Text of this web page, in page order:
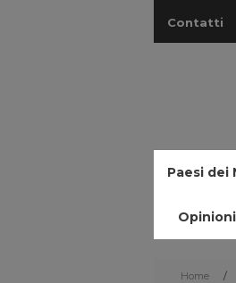
Contatti
Paesi dei
Opinioni
Home /